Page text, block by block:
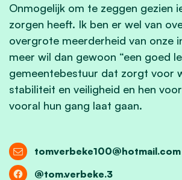
Onmogelijk om te zeggen gezien
zorgen heeft. Ik ben er wel van
overgrote meerderheid van onze
meer wil dan gewoon “een goed
gemeentebestuur dat zorgt voor
stabiliteit en veiligheid en hen
vooral hun gang laat gaan.
tomverbeke100@hotmail.com
@tom.verbeke.3